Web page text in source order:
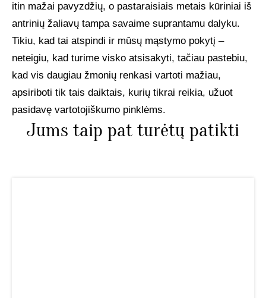
itin mažai pavyzdžių, o pastaraisiais metais kūriniai iš
antrinių žaliavų tampa savaime suprantamu dalyku.
Tikiu, kad tai atspindi ir mūsų mąstymo pokytį –
neteigiu, kad turime visko atsisakyti, tačiau pastebiu,
kad vis daugiau žmonių renkasi vartoti mažiau,
apsiriboti tik tais daiktais, kurių tikrai reikia, užuot
pasidavę vartotojiškumo pinklėms.
Jums taip pat turėtų patikti